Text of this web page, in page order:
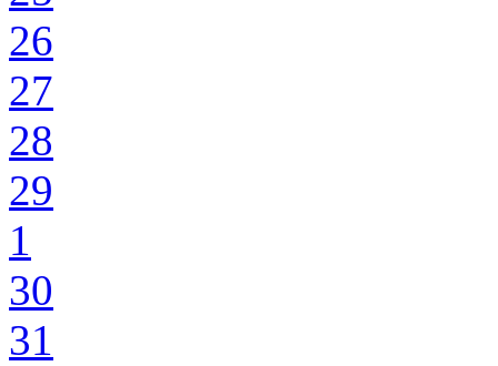
26
27
28
29
1
30
31